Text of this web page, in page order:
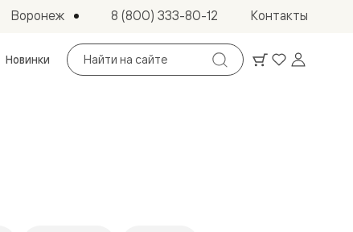
Поиск
по
сайту
Новинки
Воронеж 8 (800) 333-80-12 Контакты